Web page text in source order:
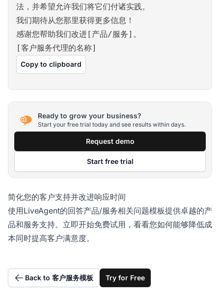
法，并希望允许我们将它们付诸实践。
我们期待从您那里获得更多信息！
感谢您帮助我们改进[产品/服务]。
[客户服务代理的名称]
Copy to clipboard
Ready to grow your business?
Start your free trial today and see results within days.
Request demo
Start free trial
简化您的客户支持并改进响应时间
使用LiveAgent的回答产品/服务相关问题模板提供卓越的产
品和服务支持。立即开始免费试用，看看您如何能够降低成
本同时提高客户满意度。
Back to 客户服务模板 Try for Free